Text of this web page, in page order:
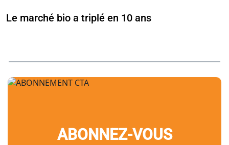
Le marché bio a triplé en 10 ans
ABONNEZ-VOUS